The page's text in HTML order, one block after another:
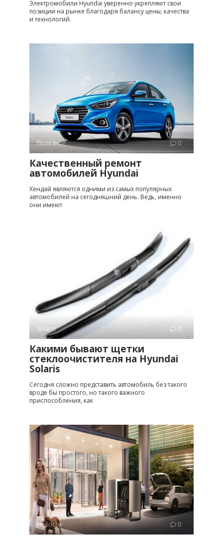
Электромобили Hyundai уверенно укрепляют свои
позиции на рынке благодаря балансу цены, качества
и технологий.
Полезное 0
Качественный ремонт
автомобилей Hyundai
Хендай являются одними из самых популярных
автомобилей на сегодняшний день. Ведь, именно
они имеют
Solaris 0
Какими бывают щетки
стеклоочистителя на Hyundai
Solaris
Сегодня сложно представить автомобиль без такого
вроде бы простого, но такого важного
приспособления, как
Новости 0